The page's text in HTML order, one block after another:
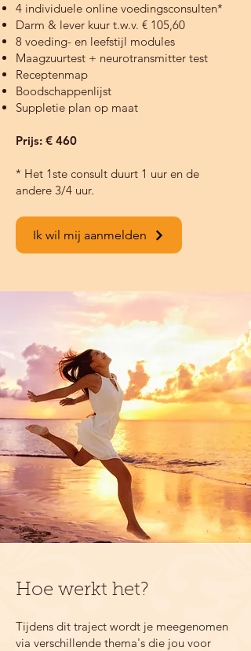
4 individuele online voedingsconsulten*
Darm & lever kuur t.w.v. € 105,60
8 voeding- en leefstijl modules
Maagzuurtest + neurotransmitter test
Receptenmap
Boodschappenlijst
Suppletie plan op maat
Prijs: € 460
* Het 1ste consult duurt 1 uur en de
andere 3/4 uur.
Ik wil mij aanmelden
Hoe werkt het?
Tijdens dit traject wordt je meegenomen
via verschillende thema's die jou voor